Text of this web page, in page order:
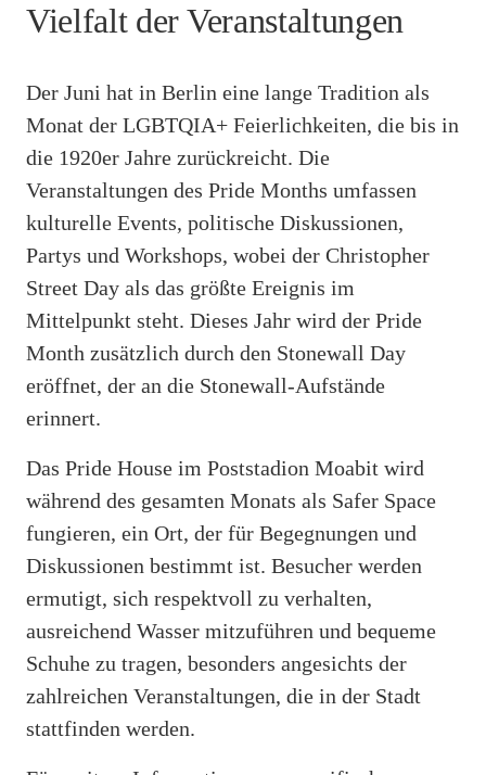
Vielfalt der Veranstaltungen
Der Juni hat in Berlin eine lange Tradition als
Monat der LGBTQIA+ Feierlichkeiten, die bis in
die 1920er Jahre zurückreicht. Die
Veranstaltungen des Pride Months umfassen
kulturelle Events, politische Diskussionen,
Partys und Workshops, wobei der Christopher
Street Day als das größte Ereignis im
Mittelpunkt steht. Dieses Jahr wird der Pride
Month zusätzlich durch den Stonewall Day
eröffnet, der an die Stonewall-Aufstände
erinnert.
Das Pride House im Poststadion Moabit wird
während des gesamten Monats als Safer Space
fungieren, ein Ort, der für Begegnungen und
Diskussionen bestimmt ist. Besucher werden
ermutigt, sich respektvoll zu verhalten,
ausreichend Wasser mitzuführen und bequeme
Schuhe zu tragen, besonders angesichts der
zahlreichen Veranstaltungen, die in der Stadt
stattfinden werden.